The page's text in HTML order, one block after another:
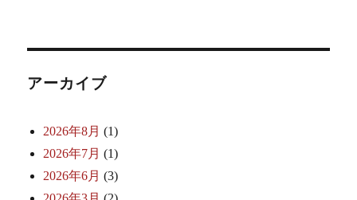
アーカイブ
2026年8月 (1)
2026年7月 (1)
2026年6月 (3)